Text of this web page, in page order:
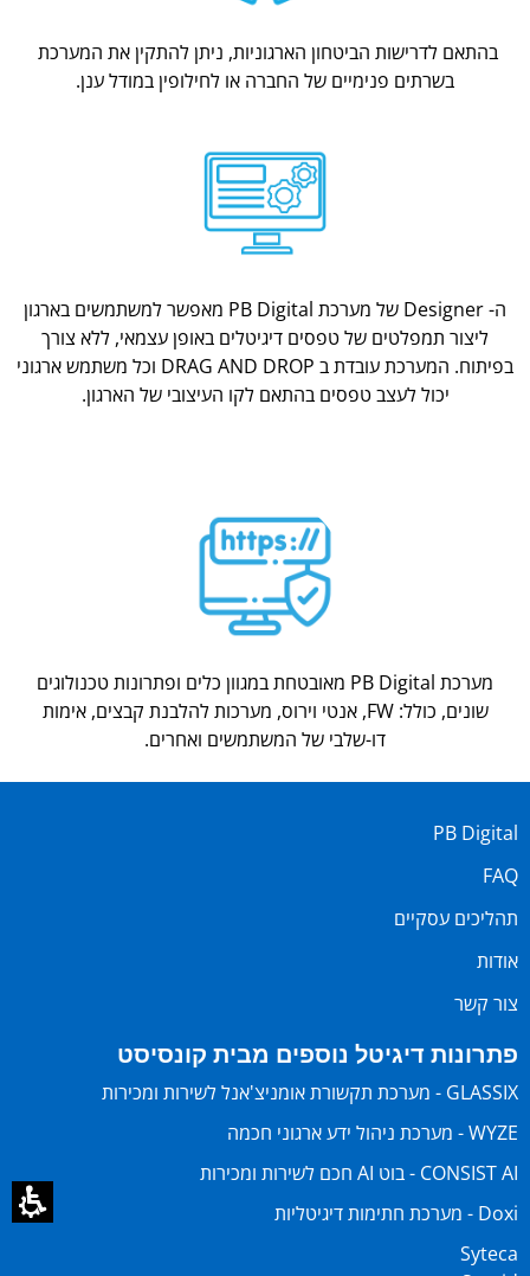
בהתאם לדרישות הביטחון הארגוניות, ניתן להתקין את המערכת
בשרתים פנימיים של החברה או לחילופין במודל ענן.
ה- Designer של מערכת PB Digital מאפשר למשתמשים בארגון
ליצור תמפלטים של טפסים דיגיטלים באופן עצמאי, ללא צורך
בפיתוח. המערכת עובדת ב DRAG AND DROP וכל משתמש ארגוני
יכול לעצב טפסים בהתאם לקו העיצובי של הארגון.
מערכת PB Digital מאובטחת במגוון כלים ופתרונות טכנולוגים
שונים, כולל: FW, אנטי וירוס, מערכות להלבנת קבצים, אימות
דו-שלבי של המשתמשים ואחרים.
PB Digital
FAQ
תהליכים עסקיים
אודות
צור קשר
פתרונות דיגיטל נוספים מבית קונסיסט
GLASSIX - מערכת תקשורת אומניצ'אנל לשירות ומכירות
WYZE - מערכת ניהול ידע ארגוני חכמה
CONSIST AI - בוט AI חכם לשירות ומכירות
Doxi - מערכת חתימות דיגיטליות
Syteca